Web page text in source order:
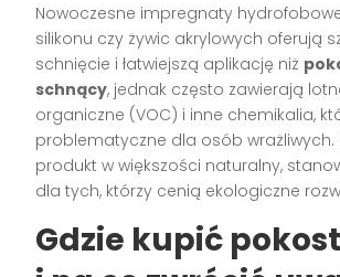
Nowoczesne impregnaty
silikonu czy żywic akrylowych oferują
schnięcie i łatwiejszą aplikację niż
schnący, jednak często zawierają
organiczne (VOC) i inne chemikalia,
problematyczne dla osób wrażliwych.
produkt w większości naturalny,
dla tych, którzy cenią ekologiczne
Gdzie kupić